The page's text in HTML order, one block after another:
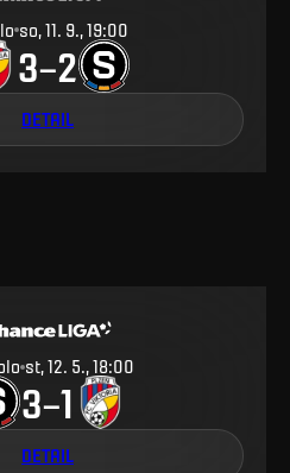
so, 11. 9., 19:00
3–2
DETAIL
st, 12. 5., 18:00
3–1
DETAIL